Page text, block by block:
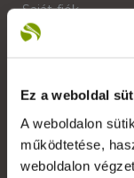
Ez a weboldal
A weboldalon
működtetése,
weboldalon
Saját fiók
Kapcsolat
Alkalmazott